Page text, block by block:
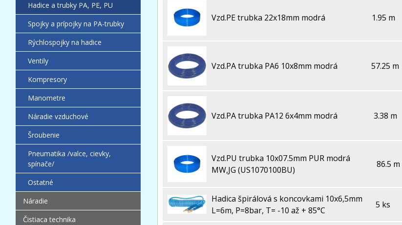
Vzd.PE trubka 22x18mm modrá 1.95 m
Vzd.PA trubka PA6 10x8mm modrá 57.25 m
Vzd.PA trubka PA12 6x4mm modrá 3.38 m
Vzd.PU trubka 10x07.5mm PUR modrá
MW,JG (US1070100BU)
86.5 m
Hadica špirálová s koncovkami 10x6,5mm
L=6m, P=8bar, T= -10 až + 85°C
5 ks
Hadice a trubky PA, PE, PU
Spojky a prípojky na PA-trubky
Rýchlospojky na hadice
Ventily
Kompresory
Manometre
Náradie vzduchové
Šroubenie
Pneumatika /valce, cievky,
spínače/
Ostatné
Náradie
Čistiaca technika